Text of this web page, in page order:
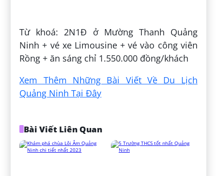
Từ khoá: 2N1Đ ở Mường Thanh Quảng
Ninh + vé xe Limousine + vé vào công viên
Rồng + ăn sáng chỉ 1.550.000 đồng/khách
Xem Thêm Những Bài Viết Về Du Lịch
Quảng Ninh Tại Đây
Bài Viết Liên Quan